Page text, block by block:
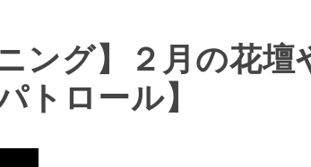
ング】２月の花
トロール】